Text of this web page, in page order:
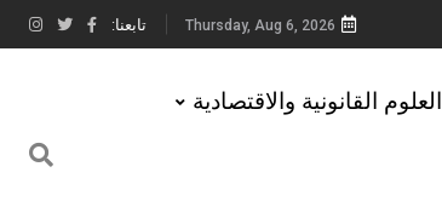
Thursday, Aug 6, 2026 تابعنا:
العلوم القانونية والاقتصادية